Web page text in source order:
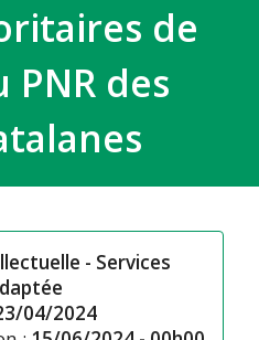
de
PNR des
- Services
04/2024